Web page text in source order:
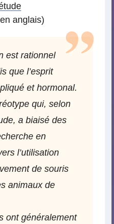
anglais)
est rationnel
que l’esprit
et hormonal.
qui, selon
a biaisé des
en
l’utilisation
de souris
animaux de
ont généralement